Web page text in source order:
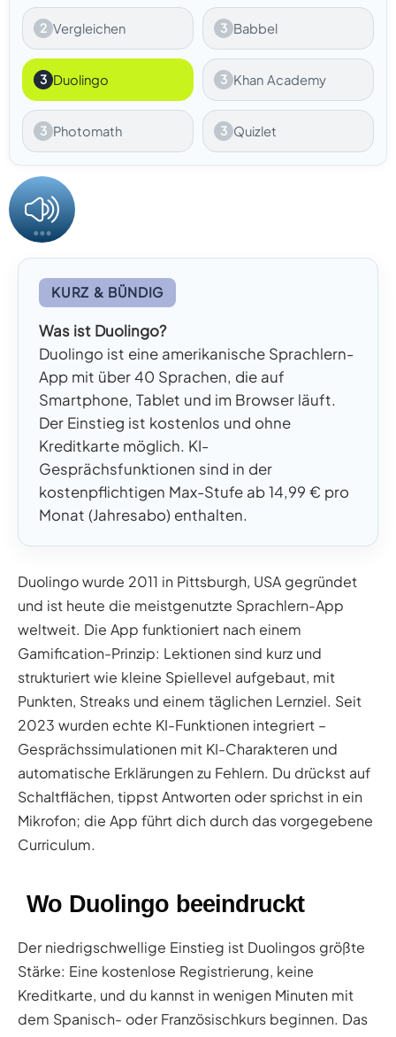
2 Vergleichen 3 Babbel
3 Duolingo 3 Khan Academy
3 Photomath 3 Quizlet
KURZ & BÜNDIG
Was ist Duolingo?
Duolingo ist eine amerikanische Sprachlern-
App mit über 40 Sprachen, die auf
Smartphone, Tablet und im Browser läuft.
Der Einstieg ist kostenlos und ohne
Kreditkarte möglich. KI-
Gesprächsfunktionen sind in der
kostenpflichtigen Max-Stufe ab 14,99 € pro
Monat (Jahresabo) enthalten.
Duolingo wurde 2011 in Pittsburgh, USA gegründet
und ist heute die meistgenutzte Sprachlern-App
weltweit. Die App funktioniert nach einem
Gamification-Prinzip: Lektionen sind kurz und
strukturiert wie kleine Spiellevel aufgebaut, mit
Punkten, Streaks und einem täglichen Lernziel. Seit
2023 wurden echte KI-Funktionen integriert –
Gesprächssimulationen mit KI-Charakteren und
automatische Erklärungen zu Fehlern. Du drückst auf
Schaltflächen, tippst Antworten oder sprichst in ein
Mikrofon; die App führt dich durch das vorgegebene
Curriculum.
Wo Duolingo beeindruckt
Der niedrigschwellige Einstieg ist Duolingos größte
Stärke: Eine kostenlose Registrierung, keine
Kreditkarte, und du kannst in wenigen Minuten mit
dem Spanisch- oder Französischkurs beginnen. Das